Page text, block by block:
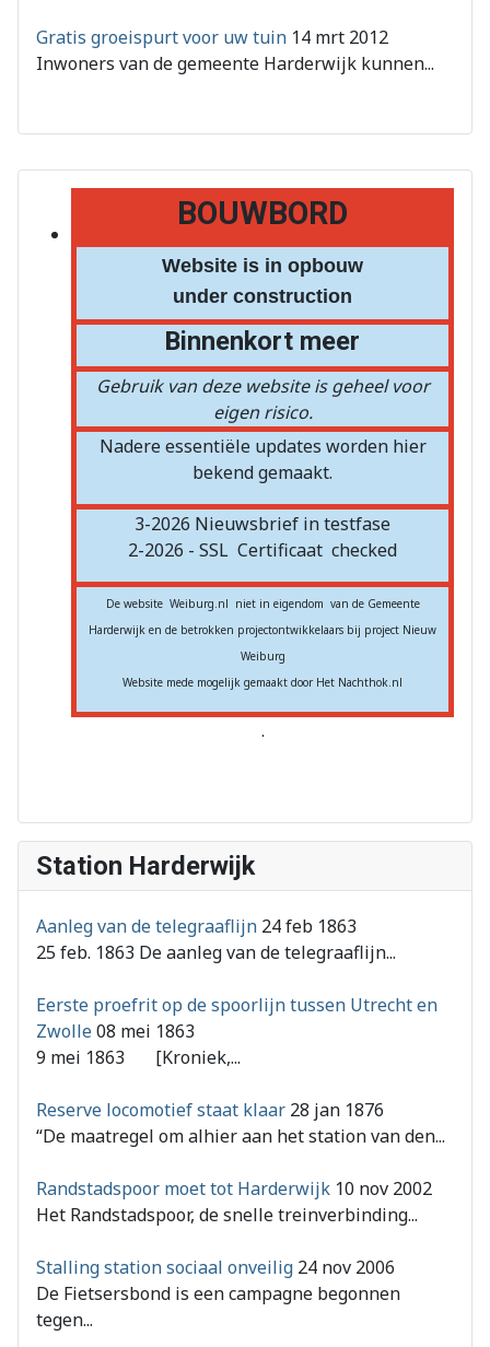
BOUWBORD
Website is in opbouw
under construction
Binnenkort meer
Gebruik van deze website is geheel voor
eigen risico.
Nadere essentiële updates worden hier
bekend gemaakt.
3-2026 Nieuwsbrief in testfase
2-2026 - SSL Certificaat checked
De website Weiburg.nl niet in eigendom van de Gemeente
Harderwijk en de betrokken projectontwikkelaars bij project Nieuw
Weiburg
Website mede mogelijk gemaakt door Het Nachthok.nl
.
Station Harderwijk
Aanleg van de telegraaflijn 24 feb 1863
25 feb. 1863 De aanleg van de telegraaflijn...
Eerste proefrit op de spoorlijn tussen Utrecht en
Zwolle08 mei 1863
9 mei 1863 [Kroniek,...
Reserve locomotief staat klaar 28 jan 1876
“De maatregel om alhier aan het station van den...
Randstadspoor moet tot Harderwijk 10 nov 2002
Het Randstadspoor, de snelle treinverbinding...
Stalling station sociaal onveilig 24 nov 2006
De Fietsersbond is een campagne begonnen
tegen...
Gratis groeispurt voor uw tuin 14 mrt 2012
Inwoners van de gemeente Harderwijk kunnen...